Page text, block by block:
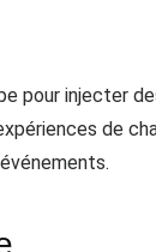
pour injecter
de